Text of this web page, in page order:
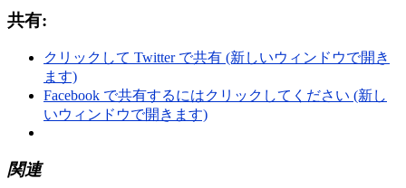
共有:
クリックして Twitter で共有 (新しいウィンドウで開き
ます)
Facebook で共有するにはクリックしてください (新し
いウィンドウで開きます)
関連